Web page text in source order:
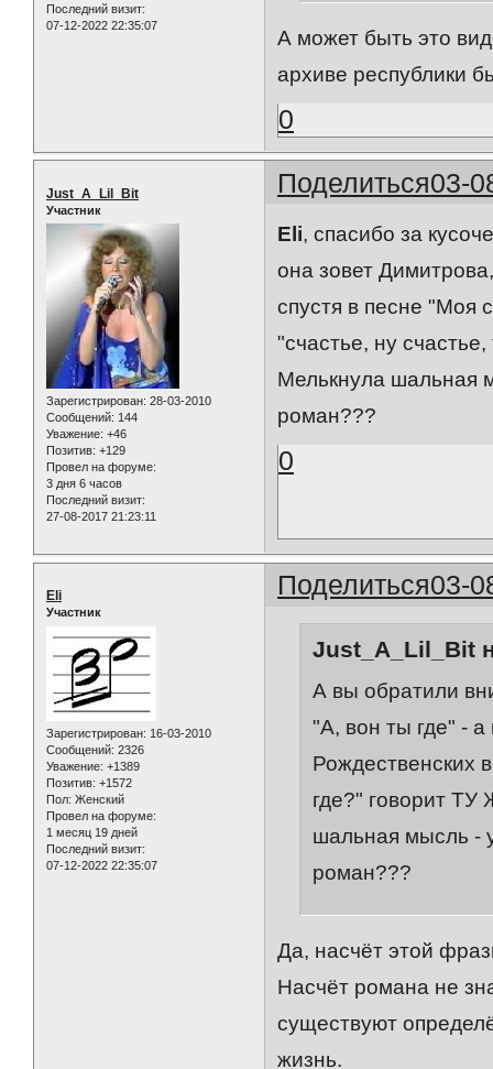
Последний визит:
07-12-2022 22:35:07
А может быть это
архиве республики
0
Поделиться03-
Just_A_Lil_Bit
Участник
Зарегистрирован: 28-03-2010
Сообщений: 144
Уважение: +46
Позитив: +129
Провел на форуме:
3 дня 6 часов
Последний визит:
27-08-2017 21:23:11
Eli, спасибо за
она зовет
спустя в песне "Моя
"счастье, ну
Мелькнула шальная
роман???
0
Поделиться03-
Eli
Участник
Зарегистрирован: 16-03-2010
Сообщений: 2326
Уважение: +1389
Позитив: +1572
Пол: Женский
Провел на форуме:
1 месяц 19 дней
Последний визит:
07-12-2022 22:35:07
Just_A_Lil_Bit
А вы обратили
"А, вон ты где" - а
Рождественских
где?" говорит
шальная мысль -
роман???
Да, насчёт этой
Насчёт романа не
существуют
жизнь.